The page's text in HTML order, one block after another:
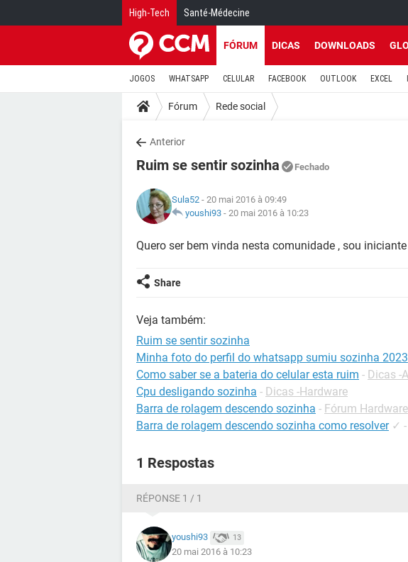
High-Tech Santé-Médecine
FÓRUM DICAS DOWNLOADS
JOGOS WHATSAPP CELULAR FACEBOOK OUTLOOK EXCEL
Fórum Rede social
Anterior
Ruim se sentir sozinha Fechado
Sula52 - 20 mai 2016 à 09:49
youshi93 - 20 mai 2016 à 10:23
Quero ser bem vinda nesta comunidade , sou
Share
Veja também:
Ruim se sentir sozinha
Minha foto do perfil do whatsapp sumiu sozinha 2023
Como saber se a bateria do celular esta ruim - Dicas -
Cpu desligando sozinha - Dicas -Hardware
Barra de rolagem descendo sozinha - Fórum Hardware
Barra de rolagem descendo sozinha como resolver ✓ -
1 Respostas
RÉPONSE 1 / 1
youshi93 13
20 mai 2016 à 10:23